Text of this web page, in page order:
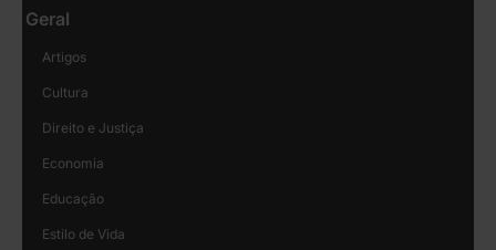
Geral
Artigos
Cultura
Direito e Justiça
Economia
Educação
Estilo de Vida